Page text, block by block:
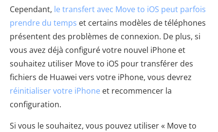
Cependant, le transfert avec Move to iOS peut parfois
prendre du temps et certains modèles de téléphones
présentent des problèmes de connexion. De plus, si
vous avez déjà configuré votre nouvel iPhone et
souhaitez utiliser Move to iOS pour transférer des
fichiers de Huawei vers votre iPhone, vous devrez
réinitialiser votre iPhone et recommencer la
configuration.
Si vous le souhaitez, vous pouvez utiliser « Move to